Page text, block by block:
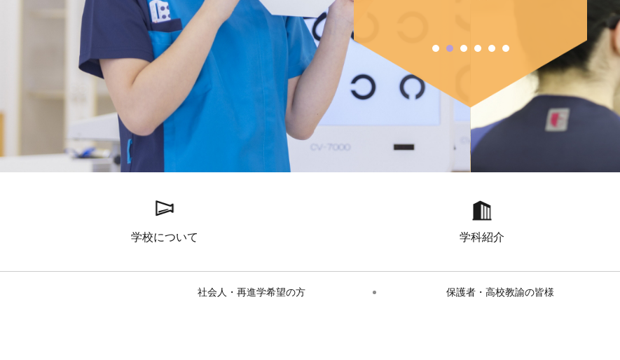
学校について 学科紹介
社会人・再進学希望の方 保護者・高校教諭の皆様